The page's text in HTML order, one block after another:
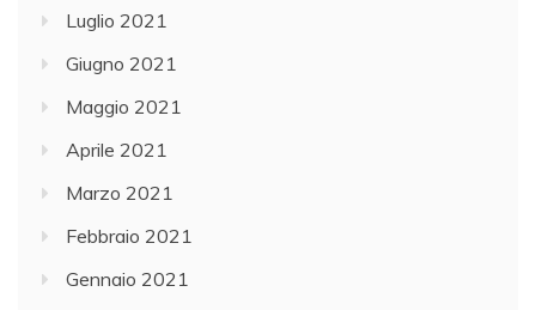
Luglio 2021
Giugno 2021
Maggio 2021
Aprile 2021
Marzo 2021
Febbraio 2021
Gennaio 2021